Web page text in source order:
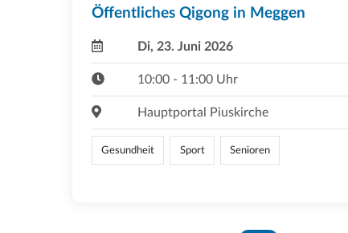
Öffentliches Qigong in Meggen
Di, 23. Juni 2026
10:00 - 11:00 Uhr
Hauptportal Piuskirche
Gesundheit Sport Senioren